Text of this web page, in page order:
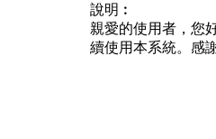
說明︰
親愛的使用者，您
續使用本系統。感